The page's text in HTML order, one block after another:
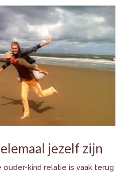
jezelf zijn
ouder-kind relatie is vaak terug